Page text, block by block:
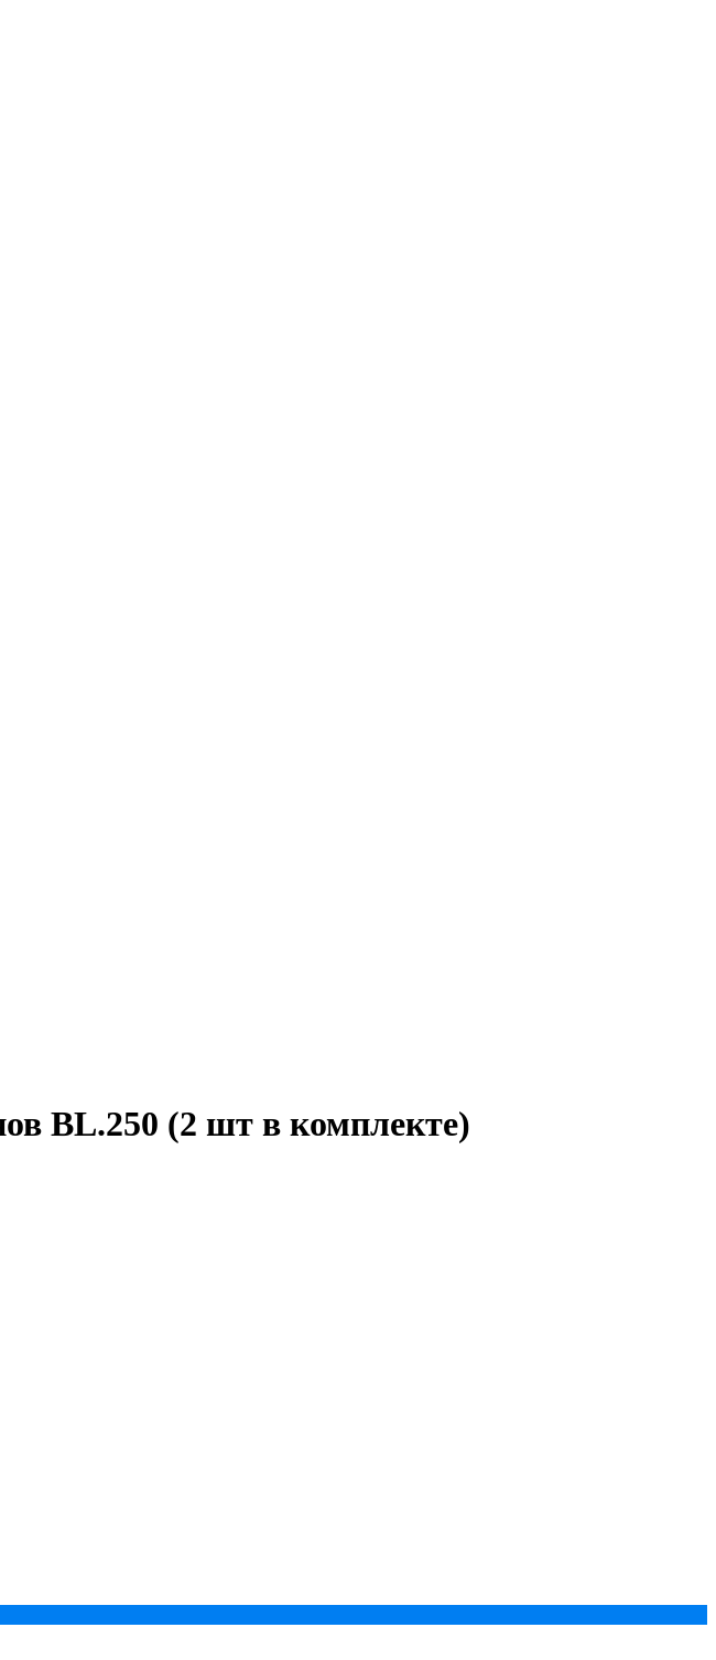
BL.250 (2 шт в комплекте)